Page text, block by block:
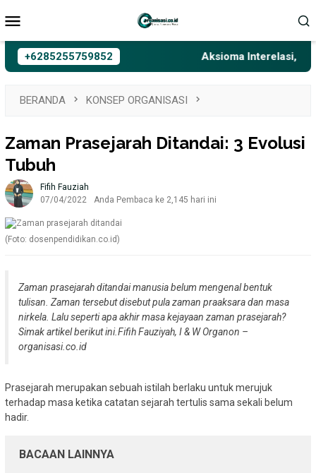
ke
Mobile
+6285255759852 Aksioma Interelasi,
BERANDA KONSEP ORGANISASI
Zaman Prasejarah Ditandai: 3 Evolusi
Tubuh
Fifih Fauziah
07/04/2022
Anda Pembaca ke 2,145 hari ini
(Foto: dosenpendidikan.co.id)
Zaman prasejarah ditandai manusia belum mengenal bentuk
tulisan. Zaman tersebut disebut pula zaman praaksara dan masa
nirkela. Lalu seperti apa akhir masa kejayaan zaman prasejarah?
Simak artikel berikut ini.Fifih Fauziyah, I & W Organon –
organisasi.co.id
Prasejarah merupakan sebuah istilah berlaku untuk merujuk
terhadap masa ketika catatan sejarah tertulis sama sekali belum
hadir.
BACAAN LAINNYA